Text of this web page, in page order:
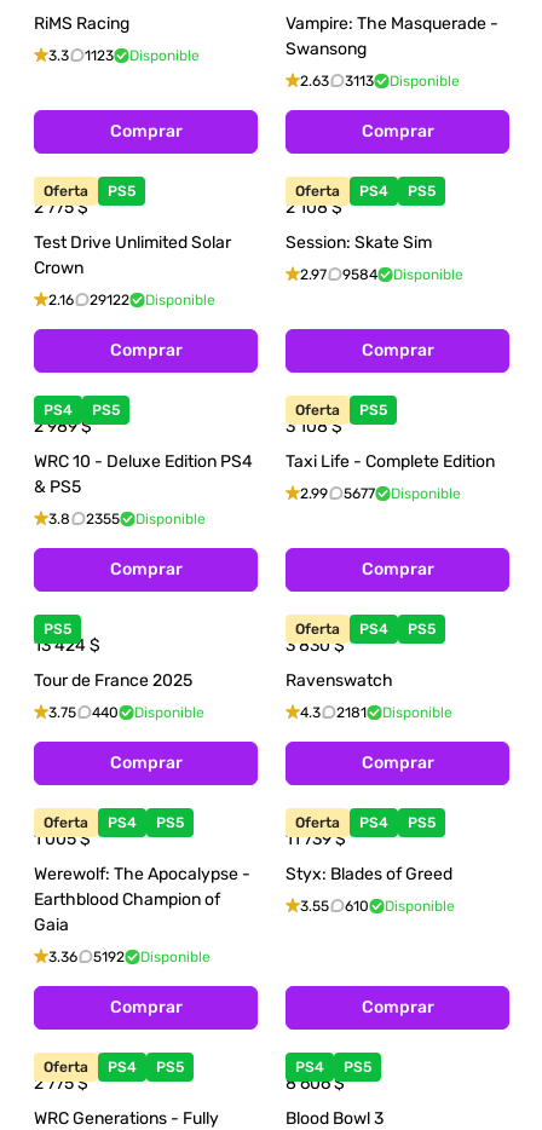
RiMS Racing
3.3 1123 Disponible
Comprar
Vampire: The Masquerade -
Swansong
2.63 3113 Disponible
Comprar
Oferta PS5
2 775$
Test Drive Unlimited Solar
Crown
2.16 29122 Disponible
Comprar
Oferta PS4 PS5
2 108$
Session: Skate Sim
2.97 9584 Disponible
Comprar
PS4 PS5
2 989$
WRC 10 - Deluxe Edition PS4
& PS5
3.8 2355 Disponible
Comprar
Oferta PS5
3 108$
Taxi Life - Complete Edition
2.99 5677 Disponible
Comprar
PS5
13 424$
Tour de France 2025
3.75 440 Disponible
Comprar
Oferta PS4 PS5
3 830$
Ravenswatch
4.3 2181 Disponible
Comprar
Oferta PS4 PS5
1 005$
Werewolf: The Apocalypse -
Earthblood Champion of
Gaia
3.36 5192 Disponible
Comprar
Oferta PS4 PS5
11 739$
Styx: Blades of Greed
3.55 610 Disponible
Comprar
Oferta PS4 PS5
2 775$
WRC Generations - Fully
PS4 PS5
8 606$
Blood Bowl 3